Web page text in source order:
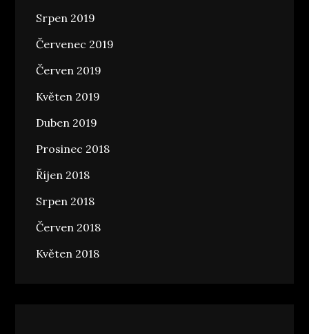
Srpen 2019
Červenec 2019
Červen 2019
Květen 2019
Duben 2019
Prosinec 2018
Říjen 2018
Srpen 2018
Červen 2018
Květen 2018